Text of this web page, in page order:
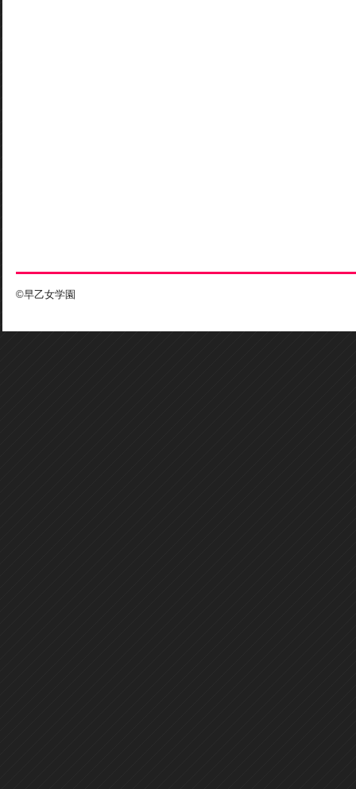
©早乙女学園